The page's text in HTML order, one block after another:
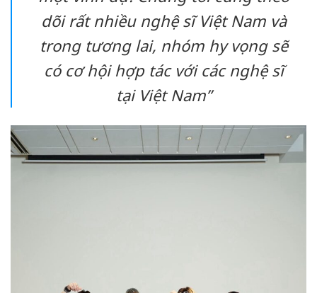
dõi rất nhiều nghệ sĩ Việt Nam và
trong tương lai, nhóm hy vọng sẽ
có cơ hội hợp tác với các nghệ sĩ
tại Việt Nam”